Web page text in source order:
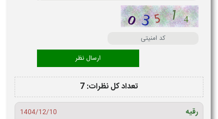
تعداد کل نظرات: 7
رقیه
1404/12/10